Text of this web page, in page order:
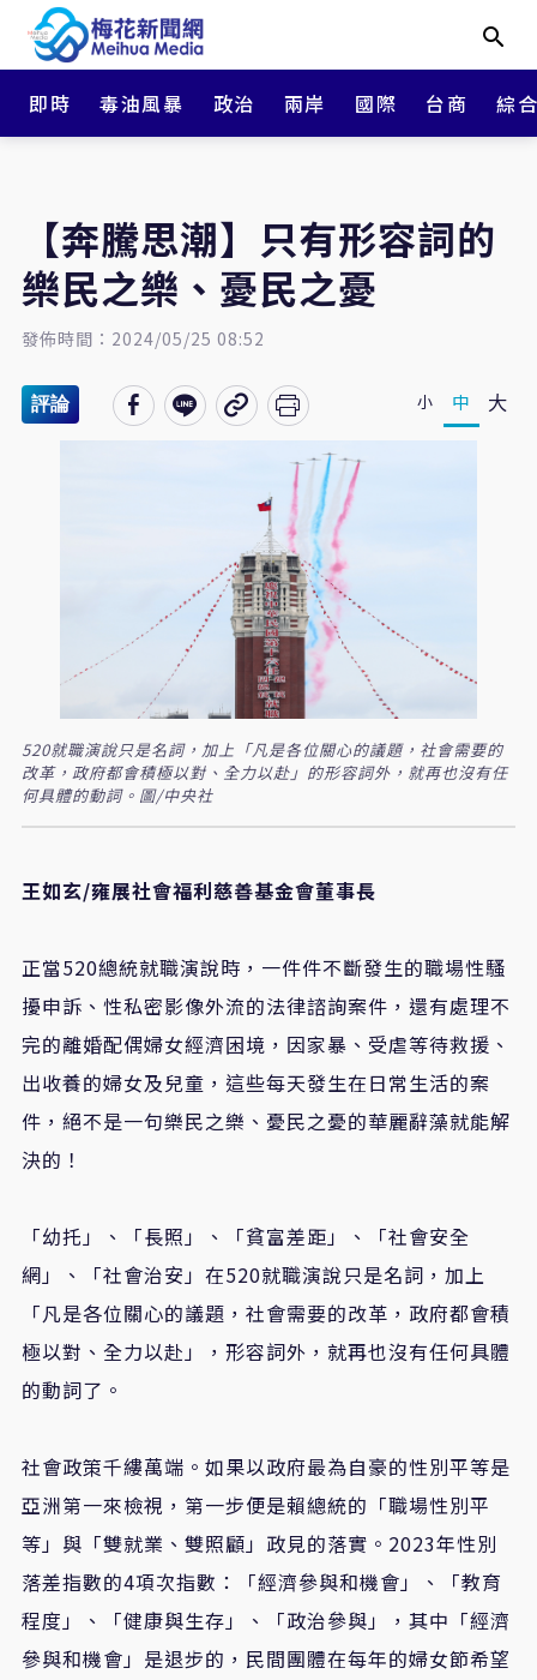
即時 毒油風暴 政治 兩岸 國際 台商 綜
【奔騰思潮】只有形容詞的
樂民之樂、憂民之憂
發佈時間：2024/05/25 08:52
評論 小 中 大
520就職演說只是名詞，加上「凡是各位關心的議題，社會需要的
改革，政府都會積極以對、全力以赴」的形容詞外，就再也沒有任
何具體的動詞。圖/中央社
王如玄/雍展社會福利慈善基金會董事長
正當520總統就職演說時，一件件不斷發生的職場性騷
擾申訴、性私密影像外流的法律諮詢案件，還有處理不
完的離婚配偶婦女經濟困境，因家暴、受虐等待救援、
出收養的婦女及兒童，這些每天發生在日常生活的案
件，絕不是一句樂民之樂、憂民之憂的華麗辭藻就能解
決的！
「幼托」、「長照」、「貧富差距」、「社會安全
網」、「社會治安」在520就職演說只是名詞，加上
「凡是各位關心的議題，社會需要的改革，政府都會積
極以對、全力以赴」，形容詞外，就再也沒有任何具體
的動詞了。
社會政策千縷萬端。如果以政府最為自豪的性別平等是
亞洲第一來檢視，第一步便是賴總統的「職場性別平
等」與「雙就業、雙照顧」政見的落實。2023年性別
落差指數的4項次指數：「經濟參與和機會」、「教育
程度」、「健康與生存」、「政治參與」，其中「經濟
參與和機會」是退步的，民間團體在每年的婦女節希望